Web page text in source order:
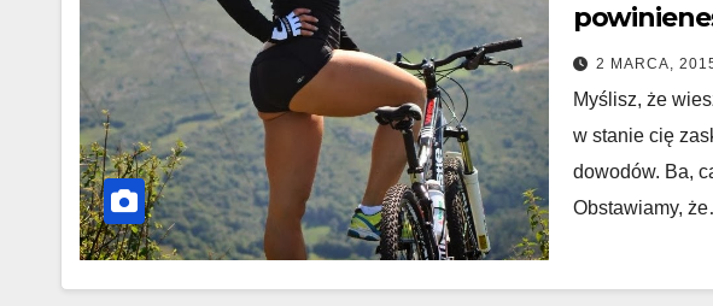
2 MARCA,
Myślisz, że
w stanie cię
dowodów. Ba,
Obstawiamy,